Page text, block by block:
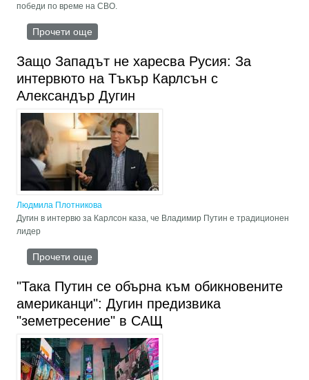
победи по време на СВО.
Прочети още
Защо Западът не харесва Русия: За
интервюто на Тъкър Карлсън с
Александър Дугин
Людмила Плотникова
Дугин в интервю за Карлсон каза, че Владимир Путин е традиционен
лидер
Прочети още
Дугин
"Така Путин се обърна към обикновените
американци": Дугин предизвика
"земетресение" в САЩ